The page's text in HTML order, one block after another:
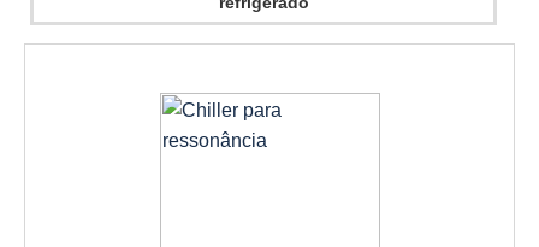
melhor em telha térmica. Líder em qualidade, a empresa
oferece uma variedade de itens como telha térmica e
serviços e que preza pela segurança, conquistas
adquiridas porque investiu em uma estrutura que hoje